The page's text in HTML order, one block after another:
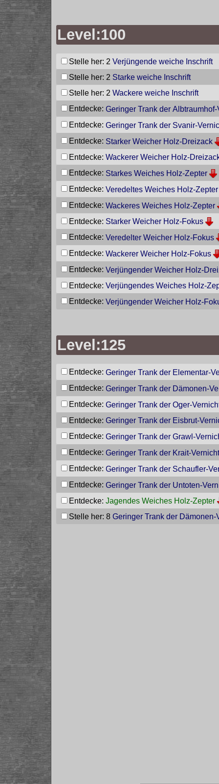
Level:100
Stelle her: 2 Verjüngende weiche Inschrift
Stelle her: 2 Starke weiche Inschrift
Stelle her: 2 Wackere weiche Inschrift
Entdecke: Geringer Trank der
Entdecke: Geringer Trank der Svanir-
Entdecke: Starker Weicher Holz-Dreizack
Entdecke: Wackerer Weicher Holz-
Entdecke: Starkes Weiches Holz-Zepter
Entdecke: Veredeltes Weiches Holz-Zepter
Entdecke: Wackeres Weiches Holz-Zepter
Entdecke: Starker Weicher Holz-Fokus
Entdecke: Veredelter Weicher Holz-Fokus
Entdecke: Wackerer Weicher Holz-Fokus
Entdecke: Verjüngender Weicher Holz-
Entdecke: Verjüngendes Weiches Holz-
Entdecke: Verjüngender Weicher Holz-
Level:125
Entdecke: Geringer Trank der Elementar-
Entdecke: Geringer Trank der Dämonen-
Entdecke: Geringer Trank der Oger-
Entdecke: Geringer Trank der Eisbrut-
Entdecke: Geringer Trank der Grawl-
Entdecke: Geringer Trank der Krait-
Entdecke: Geringer Trank der Schaufler-
Entdecke: Geringer Trank der Untoten-
Entdecke: Jagendes Weiches Holz-Zepter
Stelle her: 8 Geringer Trank der Dämonen-